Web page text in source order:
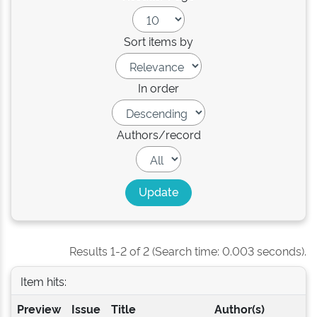
Sort items by
In order
Authors/record
Results 1-2 of 2 (Search time: 0.003 seconds).
Item hits:
Preview
Issue
Title Author(s)